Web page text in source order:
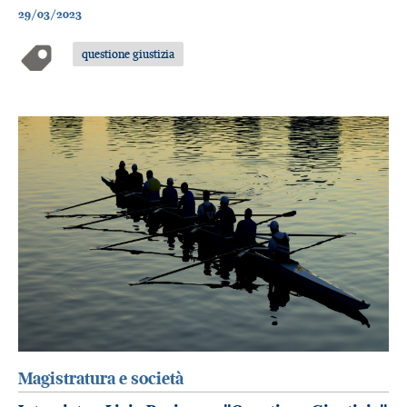
29/03/2023
questione giustizia
Magistratura e società